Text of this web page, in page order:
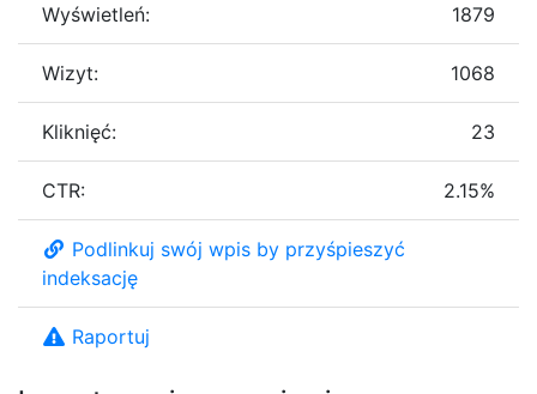
Wyświetleń: 1879
Wizyt: 1068
Kliknięć: 23
CTR: 2.15%
Podlinkuj swój wpis by przyśpieszyć
indeksację
Raportuj